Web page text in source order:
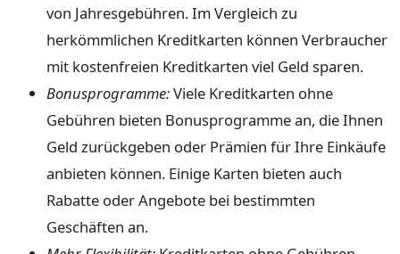
von Jahresgebühren. Im Vergleich zu
herkömmlichen Kreditkarten können Verbraucher
mit kostenfreien Kreditkarten viel Geld sparen.
Bonusprogramme:Viele Kreditkarten ohne
Gebühren bieten Bonusprogramme an, die Ihnen
Geld zurückgeben oder Prämien für Ihre Einkäufe
anbieten können. Einige Karten bieten auch
Rabatte oder Angebote bei bestimmten
Geschäften an.